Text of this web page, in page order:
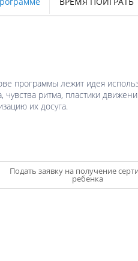
программы лежит идея
чувства ритма, пластики
их досуга.
Подать заявку на получение
ребенка